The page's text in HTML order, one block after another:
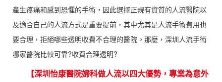
產生疼痛和感到恐懼的手術，因此選擇正規有資質的人流醫院以
及適合自己的人流方式是重要提前，其中尤其是人流手術費用也
要合理，拒絕哪些透明收費不合理的醫院。那麼，深圳人流手術
哪家醫院比較可靠?收費合理透明?
【深圳怡康醫院婦科做人流以四大優勢，專業為意外